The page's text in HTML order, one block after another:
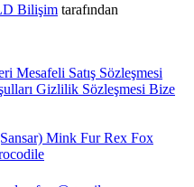
Bilişim tarafından
Mesafeli Satış Sözleşmesi
Gizlilik Sözleşmesi Bize
Mink FurRex Fox